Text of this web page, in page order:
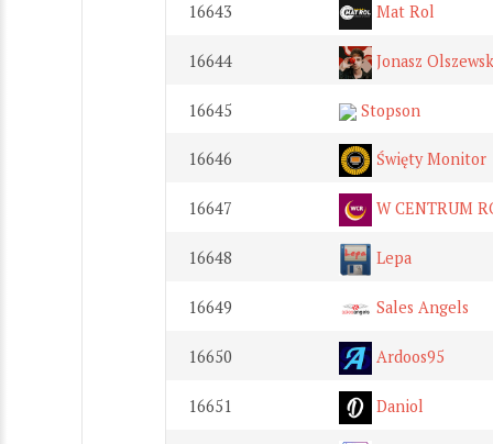
16643 Mat Rol
16644 Jonasz
16645 Stopson
16646 Święty Monitor
16647 W CENTRUM
16648 Lepa
16649 Sales Angels
16650 Ardoos95
16651 Daniol